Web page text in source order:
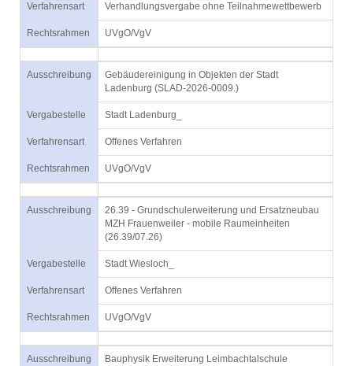
Verfahrensart Verhandlungsvergabe ohne Teilnahmewettbewerb
Rechtsrahmen UVgO/VgV
Ausschreibung
Gebäudereinigung in Objekten der Stadt
Ladenburg (SLAD-2026-0009.)
Vergabestelle Stadt Ladenburg_
Verfahrensart Offenes Verfahren
Rechtsrahmen UVgO/VgV
Ausschreibung
26.39 - Grundschulerweiterung und Ersatzneubau
MZH Frauenweiler - mobile Raumeinheiten
(26.39/07.26)
Vergabestelle Stadt Wiesloch_
Verfahrensart Offenes Verfahren
Rechtsrahmen UVgO/VgV
Ausschreibung
Bauphysik Erweiterung Leimbachtalschule